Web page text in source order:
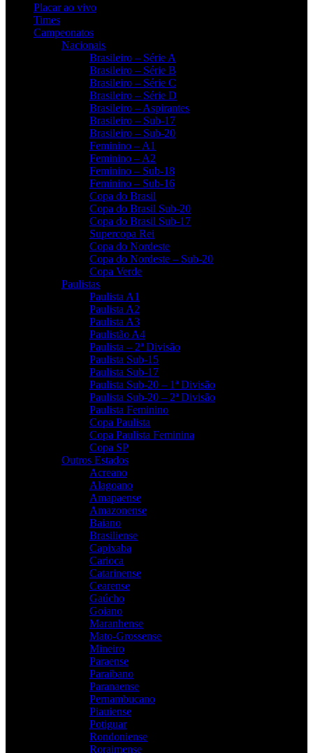
Placar ao vivo
Times
Campeonatos
Nacionais
Brasileiro – Série A
Brasileiro – Série B
Brasileiro – Série C
Brasileiro – Série D
Brasileiro – Aspirantes
Brasileiro – Sub-17
Brasileiro – Sub-20
Feminino – A1
Feminino – A2
Feminino – Sub-18
Feminino – Sub-16
Copa do Brasil
Copa do Brasil Sub-20
Copa do Brasil Sub-17
Supercopa Rei
Copa do Nordeste
Copa do Nordeste – Sub-20
Copa Verde
Paulistas
Paulista A1
Paulista A2
Paulista A3
Paulistão A4
Paulista – 2ª Divisão
Paulista Sub-15
Paulista Sub-17
Paulista Sub-20 – 1ª Divisão
Paulista Sub-20 – 2ª Divisão
Paulista Feminino
Copa Paulista
Copa Paulista Feminina
Copa SP
Outros Estados
Acreano
Alagoano
Amapaense
Amazonense
Baiano
Brasiliense
Capixaba
Carioca
Catarinense
Cearense
Gaúcho
Goiano
Maranhense
Mato-Grossense
Mineiro
Paraense
Paraibano
Paranaense
Pernambucano
Piauiense
Potiguar
Rondoniense
Roraimense